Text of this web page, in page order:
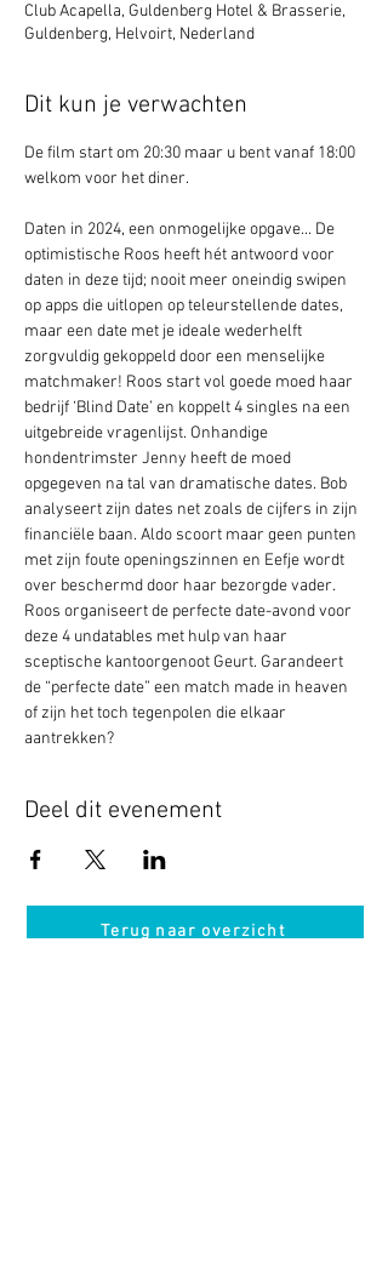
Club Acapella, Guldenberg Hotel & Brasserie,
Guldenberg, Helvoirt, Nederland
Dit kun je verwachten
De film start om 20:30 maar u bent vanaf 18:00
welkom voor het diner.
Daten in 2024, een onmogelijke opgave... De
optimistische Roos heeft hét antwoord voor
daten in deze tijd; nooit meer oneindig swipen
op apps die uitlopen op teleurstellende dates,
maar een date met je ideale wederhelft
zorgvuldig gekoppeld door een menselijke
matchmaker! Roos start vol goede moed haar
bedrijf ‘Blind Date’ en koppelt 4 singles na een
uitgebreide vragenlijst. Onhandige
hondentrimster Jenny heeft de moed
opgegeven na tal van dramatische dates. Bob
analyseert zijn dates net zoals de cijfers in zijn
financiële baan. Aldo scoort maar geen punten
met zijn foute openingszinnen en Eefje wordt
over beschermd door haar bezorgde vader.
Roos organiseert de perfecte date-avond voor
deze 4 undatables met hulp van haar
sceptische kantoorgenoot Geurt. Garandeert
de “perfecte date” een match made in heaven
of zijn het toch tegenpolen die elkaar
aantrekken?
Deel dit evenement
Terug naar overzicht